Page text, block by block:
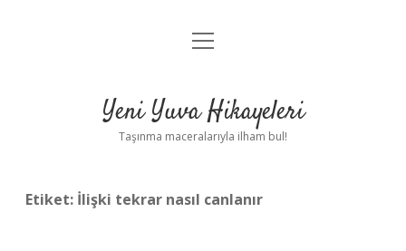
Anasayfa
Yasal Uyarı
menüyü
Yeni Yuva Hikayeleri
Taşınma maceralarıyla ilham bul!
Etiket: İlişki tekrar nasıl canlanır